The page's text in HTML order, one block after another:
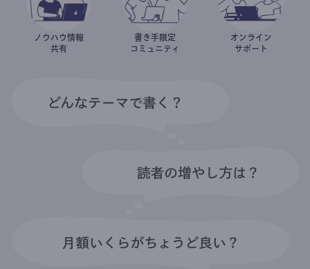
ノウハウ情報
共有
書き手限定
コミュニティ
オンライン
サポート